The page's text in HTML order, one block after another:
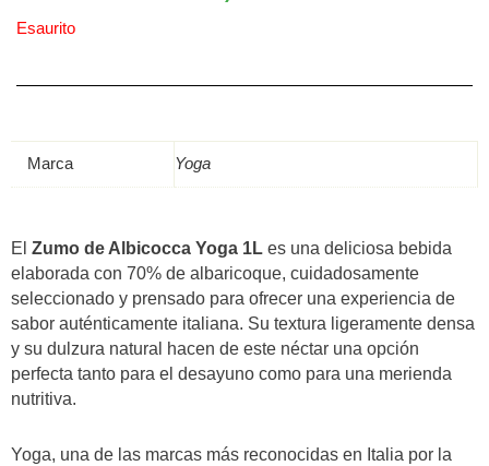
Esaurito
Marca Yoga
El Zumo de Albicocca Yoga 1L es una deliciosa bebida
elaborada con 70% de albaricoque, cuidadosamente
seleccionado y prensado para ofrecer una experiencia de
sabor auténticamente italiana. Su textura ligeramente densa
y su dulzura natural hacen de este néctar una opción
perfecta tanto para el desayuno como para una merienda
nutritiva.
Yoga, una de las marcas más reconocidas en Italia por la